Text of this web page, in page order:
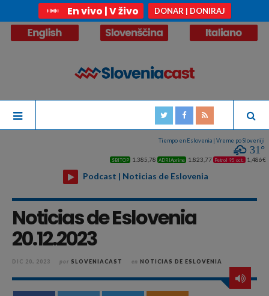
En vivo | V živo DONAR | DONIRAJ
Tiempo en Eslovenia | Vreme po Sloveniji
31°
SBITOP 1.385,78 ADRIAprime 1.823,77 Petrol 95 oct. 1,486€
Podcast | Noticias de Eslovenia
Noticias de Eslovenia
20.12.2023
DIC 20, 2023 por SLOVENIACAST en NOTICIAS DE ESLOVENIA